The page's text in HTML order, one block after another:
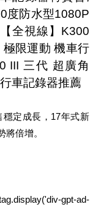
度防水型1080P
全視線】K300
限運動 機車行
III 三代 超廣角
車記錄器推薦
穩定成長，17年式新
倍增。
gpt-ad-